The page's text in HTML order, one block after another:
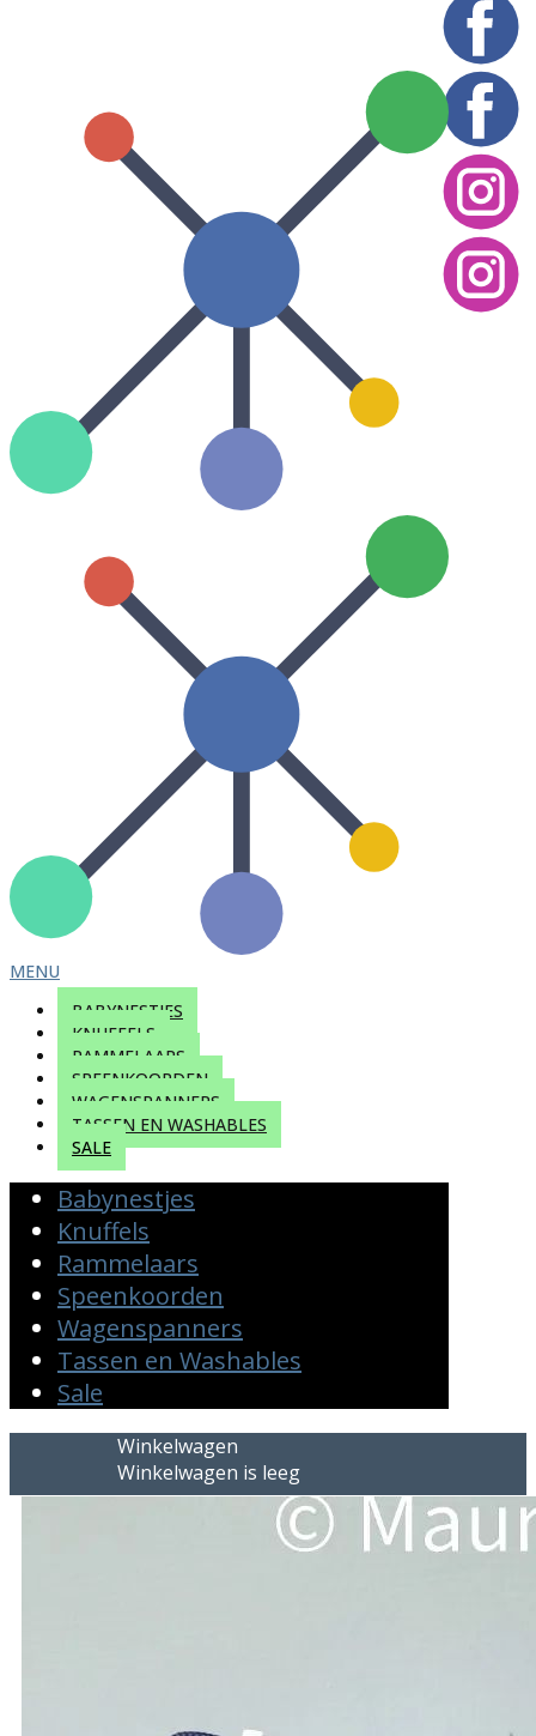
MENU
BABYNESTJES
KNUFFELS
RAMMELAARS
SPEENKOORDEN
WAGENSPANNERS
TASSEN EN WASHABLES
SALE
Babynestjes
Knuffels
Rammelaars
Speenkoorden
Wagenspanners
Tassen en Washables
Sale
Winkelwagen
Winkelwagen is leeg